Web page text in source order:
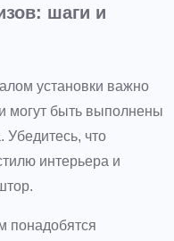
шаги и
установки важно
могут быть выполнены
Убедитесь, что
интерьера и
понадобятся